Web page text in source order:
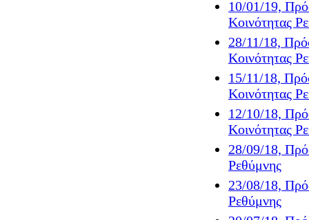
10/01/19,
Κοινότητας
28/11/18,
Κοινότητας
15/11/18,
Κοινότητας
12/10/18,
Κοινότητας
28/09/18,
Ρεθύμνης
23/08/18,
Ρεθύμνης